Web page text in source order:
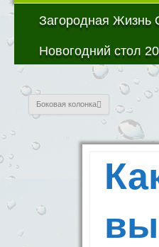
Загородная Жизнь
Новогодний стол
Боковая колонка